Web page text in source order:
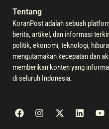
Tentang
KoranPost adalah sebuah
berita, artikel, dan informasi
politik, ekonomi, teknologi,
mengutamakan kecepatan dan
memberikan konten yang
di seluruh Indonesia.